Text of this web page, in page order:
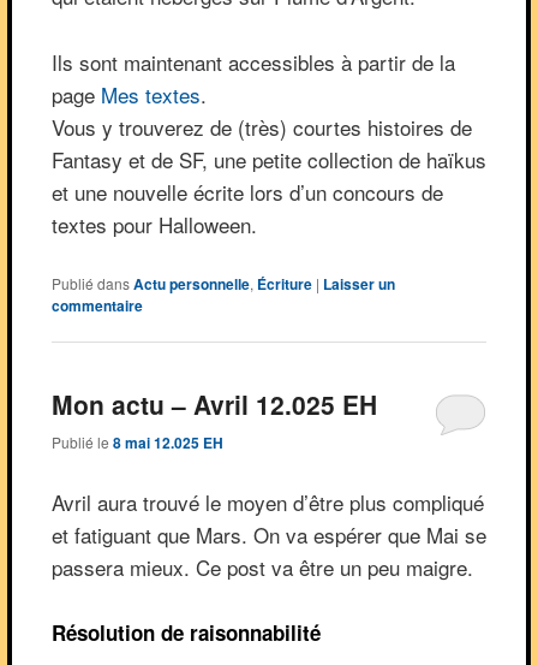
Ils sont maintenant accessibles à partir de la
page Mes textes.
Vous y trouverez de (très) courtes histoires de
Fantasy et de SF, une petite collection de haïkus
et une nouvelle écrite lors d’un concours de
textes pour Halloween.
Publié dans Actu personnelle, Écriture | Laisser un
commentaire
Mon actu – Avril 12.025 EH
Publié le 8 mai 12.025 EH
Avril aura trouvé le moyen d’être plus compliqué
et fatiguant que Mars. On va espérer que Mai se
passera mieux. Ce post va être un peu maigre.
Résolution de raisonnabilité